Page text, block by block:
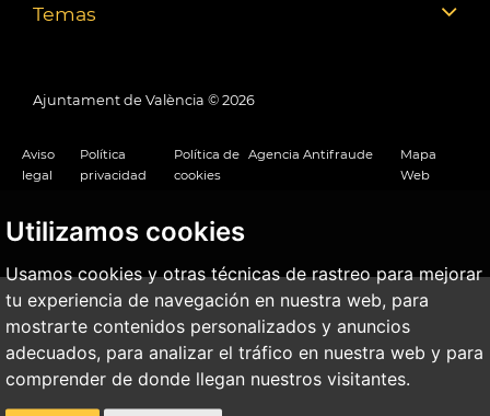
Utilizamos cookies
Usamos cookies y otras técnicas de rastreo para mejorar
tu experiencia de navegación en nuestra web, para
mostrarte contenidos personalizados y anuncios
adecuados, para analizar el tráfico en nuestra web y para
comprender de donde llegan nuestros visitantes.
Temas
Ajuntament de València © 2026
Aviso
legal
Política
privacidad
Política de
cookies
Agencia Antifraude
Mapa
Web